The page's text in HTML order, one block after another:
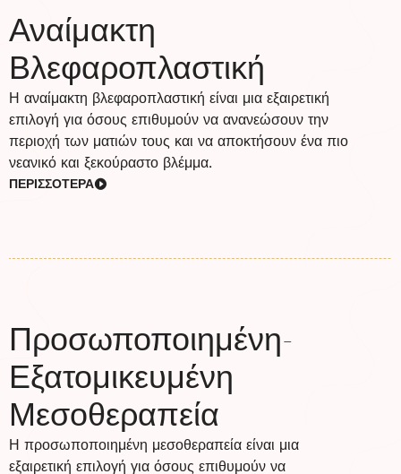
Αναίμακτη
Βλεφαροπλαστική
Η αναίμακτη βλεφαροπλαστική είναι μια εξαιρετική
επιλογή για όσους επιθυμούν να ανανεώσουν την
περιοχή των ματιών τους και να αποκτήσουν ένα πιο
νεανικό και ξεκούραστο βλέμμα.
ΠΕΡΙΣΣΟΤΕΡΑ
Προσωποποιημένη-
Εξατομικευμένη
Μεσοθεραπεία
Η προσωποποιημένη μεσοθεραπεία είναι μια
εξαιρετική επιλογή για όσους επιθυμούν να